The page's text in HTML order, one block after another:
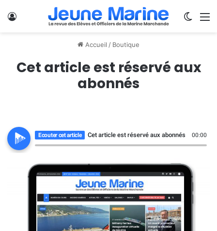
Se connecter
Accueil / Boutique
Cet article est réservé aux
abonnés
Ecouter cet article Cet article est réservé aux abonnés 00:00